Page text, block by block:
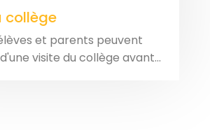
collège
et parents peuvent
visite du collège avant...